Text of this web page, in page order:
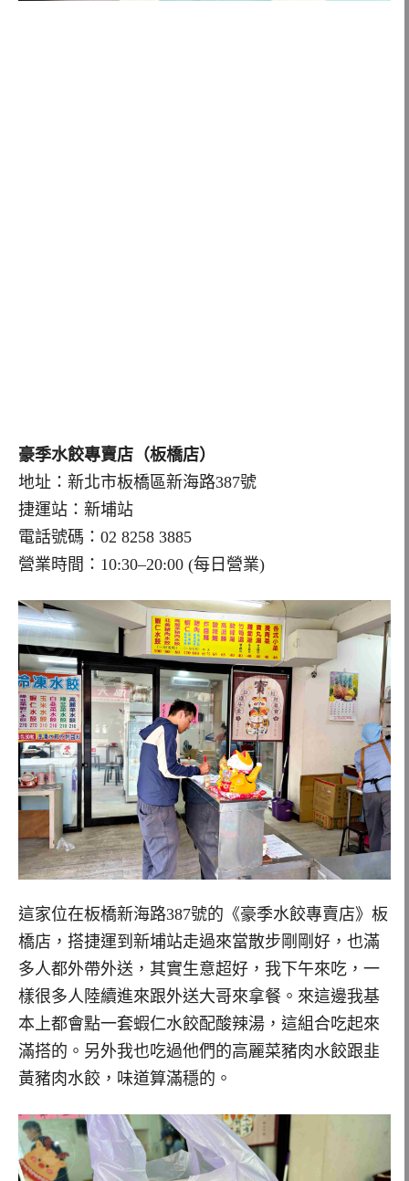
豪季水餃專賣店（板橋店）
地址：新北市板橋區新海路387號
捷運站：新埔站
電話號碼：02 8258 3885
營業時間：10:30–20:00 (每日營業)
這家位在板橋新海路387號的《豪季水餃專賣店》板
橋店，搭捷運到新埔站走過來當散步剛剛好，也滿
多人都外帶外送，其實生意超好，我下午來吃，一
樣很多人陸續進來跟外送大哥來拿餐。來這邊我基
本上都會點一套蝦仁水餃配酸辣湯，這組合吃起來
滿搭的。另外我也吃過他們的高麗菜豬肉水餃跟韭
黃豬肉水餃，味道算滿穩的。